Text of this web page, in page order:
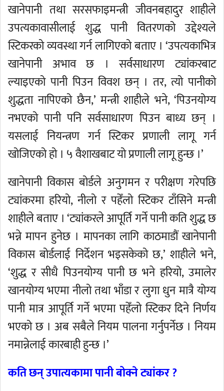
खानेपानी तथा सरसफाइमन्त्री जीवनबहादुर शाहीले
उपत्यकावासीलाई शुद्ध पानी वितरणको उद्देश्यले
स्टिकरको व्यवस्था गर्न लागिएको बताए । ‘उपत्यकाभित्र
खानेपानी अभाव छ । सर्वसाधारण ट्यांकरबाट
ल्याइएको पानी पिउन विवश छन् । तर, त्यो पानीको
शुद्धता नापिएको छैन,’ मन्त्री शाहीले भने, ‘पिउनयोग्य
नभएको पानी पनि सर्वसाधारण पिउन बाध्य छन् ।
यसलाई नियन्त्रण गर्न स्टिकर प्रणाली लागू गर्न
खोजिएको हो । ५ वैशाखबाट यो प्रणाली लागू हुन्छ ।’
खानेपानी विकास बोर्डले अनुगमन र परीक्षण गरेपछि
ट्यांकरमा हरियो, नीलो र पहेँलो स्टिकर टाँसिने मन्त्री
शाहीले बताए । ‘ट्यांकरले आपूर्ति गर्ने पानी कति शुद्ध छ
भन्ने मापन हुनेछ । मापनका लागि काठमाडौं खानेपानी
विकास बोर्डलाई निर्देशन भइसकेको छ,’ शाहीले भने,
‘शुद्ध र सीधै पिउनयोग्य पानी छ भने हरियो, उमालेर
खानयोग्य भएमा नीलो तथा भाँडा र लुगा धुन मात्रै योग्य
पानी मात्र आपूर्ति गर्ने भएमा पहेँलो स्टिकर दिने निर्णय
भएको छ । अब सबैले नियम पालना गर्नुपर्नेछ । नियम
नमान्नेलाई कारबाही हुन्छ ।’
कति छन् उपात्यकामा पानी बोक्ने ट्यांकर ?